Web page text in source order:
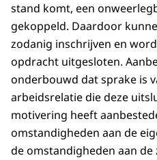
stand komt, een
gekoppeld. Daardoor
zodanig inschrijven en
opdracht uitgesloten.
onderbouwd dat sprake is
arbeidsrelatie die deze
motivering heeft
omstandigheden aan de
de omstandigheden aan de